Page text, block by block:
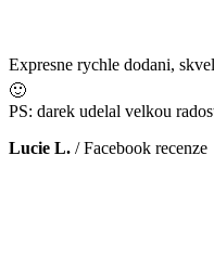
Expresne rychle dodani,
🙂
PS: darek udelal velkou
Lucie L. /Facebook recenze